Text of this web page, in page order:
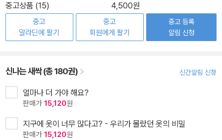
중고상품 (15) 4,500원
중고
알라딘에 팔기
중고
회원에게 팔기
중고 등록
알림 신청
신나는 새싹 (총 180권) 신간알림 신청
얼마나 더 가야 해요?
판매가 15,120원
지구에 옷이 너무 많다고? - 우리가 몰랐던 옷의 비밀
판매가 15,120원